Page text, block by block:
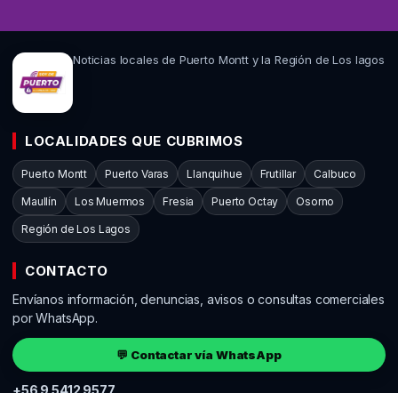
Noticias locales de Puerto Montt y la Región de Los lagos
LOCALIDADES QUE CUBRIMOS
Puerto Montt Puerto Varas Llanquihue Frutillar Calbuco
Maullín Los Muermos Fresia Puerto Octay Osorno
Región de Los Lagos
CONTACTO
Envíanos información, denuncias, avisos o consultas comerciales
por WhatsApp.
💬 Contactar vía WhatsApp